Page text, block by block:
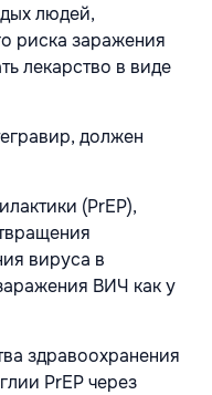
людей,
риска заражения
лекарство в виде
должен
(PrEP),
вируса в
ВИЧ как у
здравоохранения
PrEP через